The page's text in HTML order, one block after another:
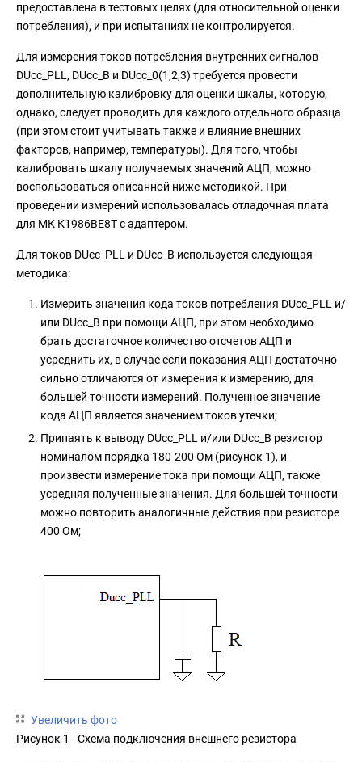
предоставлена в тестовых целях (для относительной оценки
потребления), и при испытаниях не контролируется.
Для измерения токов потребления внутренних сигналов
DUcc_PLL, DUcc_B и DUcc_0(1,2,3) требуется провести
дополнительную калибровку для оценки шкалы, которую,
однако, следует проводить для каждого отдельного образца
(при этом стоит учитывать также и влияние внешних
факторов, например, температуры). Для того, чтобы
калибровать шкалу получаемых значений АЦП, можно
воспользоваться описанной ниже методикой. При
проведении измерений использовалась отладочная плата
для МК К1986ВЕ8Т с адаптером.
Для токов DUcc_PLL и DUcc_B используется следующая
методика:
Измерить значения кода токов потребления DUcc_PLL и/
или DUcc_B при помощи АЦП, при этом необходимо
брать достаточное количество отсчетов АЦП и
усреднить их, в случае если показания АЦП достаточно
сильно отличаются от измерения к измерению, для
большей точности измерений. Полученное значение
кода АЦП является значением токов утечки;
Припаять к выводу DUcc_PLL и/или DUcc_B резистор
номиналом порядка 180-200 Ом (рисунок 1), и
произвести измерение тока при помощи АЦП, также
усредняя полученные значения. Для большей точности
можно повторить аналогичные действия при резисторе
400 Ом;
Увеличить фото
Рисунок 1 - Схема подключения внешнего резистора